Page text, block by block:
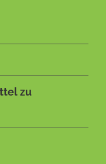
zu